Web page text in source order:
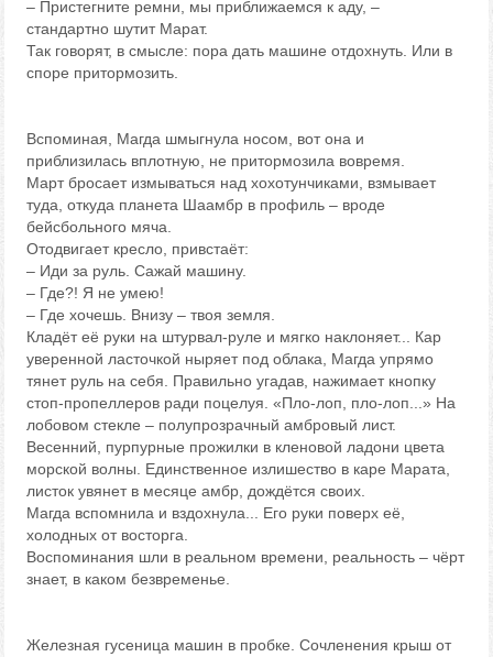
– Пристегните ремни, мы приближаемся к аду, –
стандартно шутит Марат.
Так говорят, в смысле: пора дать машине отдохнуть. Или в
споре притормозить.
Вспоминая, Магда шмыгнула носом, вот она и
приблизилась вплотную, не притормозила вовремя.
Март бросает измываться над хохотунчиками, взмывает
туда, откуда планета Шаамбр в профиль – вроде
бейсбольного мяча.
Отодвигает кресло, привстаёт:
– Иди за руль. Сажай машину.
– Где?! Я не умею!
– Где хочешь. Внизу – твоя земля.
Кладёт её руки на штурвал-руле и мягко наклоняет... Кар
уверенной ласточкой ныряет под облака, Магда упрямо
тянет руль на себя. Правильно угадав, нажимает кнопку
стоп-пропеллеров ради поцелуя. «Пло-лоп, пло-лоп...» На
лобовом стекле – полупрозрачный амбровый лист.
Весенний, пурпурные прожилки в кленовой ладони цвета
морской волны. Единственное излишество в каре Марата,
листок увянет в месяце амбр, дождётся своих.
Магда вспомнила и вздохнула... Его руки поверх её,
холодных от восторга.
Воспоминания шли в реальном времени, реальность – чёрт
знает, в каком безвременье.
Железная гусеница машин в пробке. Сочленения крыш от